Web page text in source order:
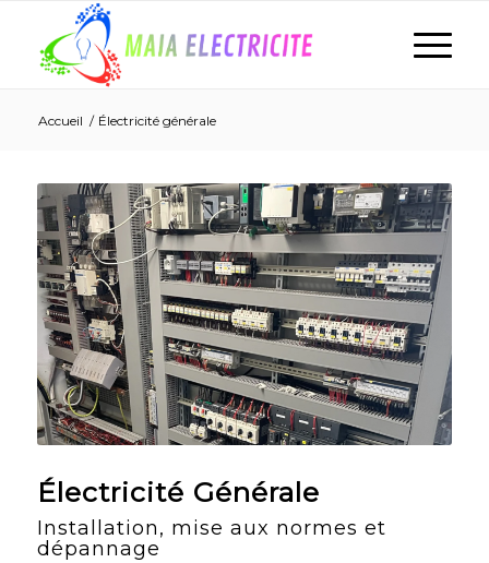
Accueil / Électricité générale
Électricité Générale
Installation, mise aux normes et
dépannage